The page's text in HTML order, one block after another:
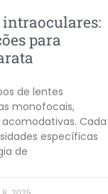
intraoculares:
para
de lentes
monofocais,
Cada
específicas
de